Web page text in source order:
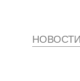
НОВОСТИ